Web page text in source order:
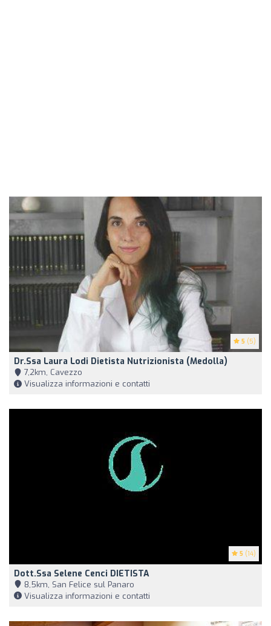
5 (5)
Dr.ssa Laura Lodi Dietista Nutrizionista (Medolla)
7,2km, Cavezzo
Visualizza informazioni e contatti
5 (14)
Dott.ssa Selene Cenci DIETISTA
8,5km, San Felice sul Panaro
Visualizza informazioni e contatti